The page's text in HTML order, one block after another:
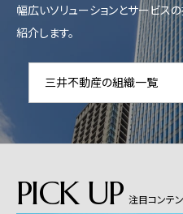
幅広いソリューションとサービ
紹介します。
三井不動産の組織一覧
PICK UP 注目コンテ